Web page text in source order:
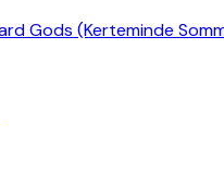
Gods (Kerteminde